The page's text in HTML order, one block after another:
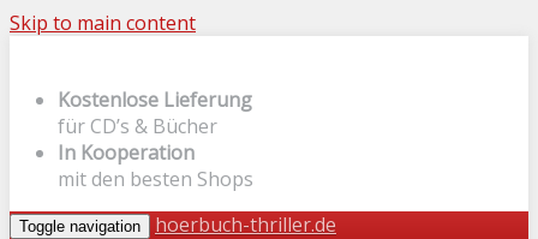
Skip to main content
Kostenlose Lieferung
für CD’s & Bücher
In Kooperation
mit den besten Shops
Toggle navigation hoerbuch-thriller.de